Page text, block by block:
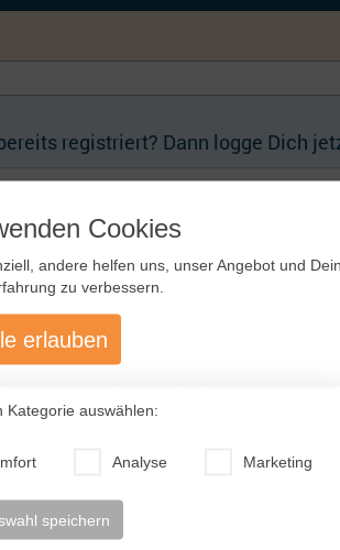
registriert? Dann logge Dich
automatisch einloggen
für Dich!
Cookies
andere helfen uns, unser Angebot und
zu verbessern.
erlauben
Kategorie auswählen:
Analyse Marketing
speichern